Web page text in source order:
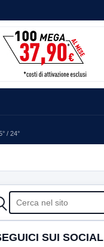
/ 24°
SUI SOCIAL